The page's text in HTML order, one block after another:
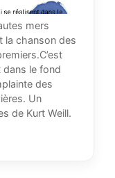
mers
la chanson des
dans le fond
des
Un
de Kurt Weill.